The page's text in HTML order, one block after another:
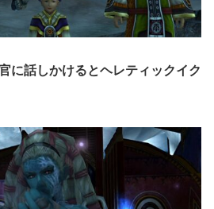
に話しかけるとヘレティックイク